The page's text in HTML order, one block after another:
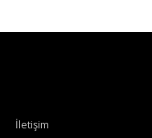
İletişim